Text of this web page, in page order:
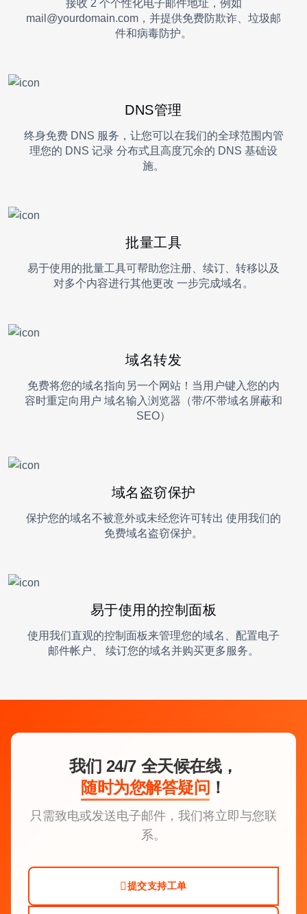
接收 2 个个性化电子邮件地址，例如
mail@yourdomain.com，并提供免费防欺诈、垃圾邮
件和病毒防护。
DNS管理
终身免费 DNS 服务，让您可以在我们的全球范围内管
理您的 DNS 记录 分布式且高度冗余的 DNS 基础设
施。
批量工具
易于使用的批量工具可帮助您注册、续订、转移以及
对多个内容进行其他更改 一步完成域名。
域名转发
免费将您的域名指向另一个网站！当用户键入您的内
容时重定向用户 域名输入浏览器（带/不带域名屏蔽和
SEO）
域名盗窃保护
保护您的域名不被意外或未经您许可转出 使用我们的
免费域名盗窃保护。
易于使用的控制面板
使用我们直观的控制面板来管理您的域名、配置电子
邮件帐户、 续订您的域名并购买更多服务。
我们 24/7 全天候在线，
随时为您解答疑问 ！
只需致电或发送电子邮件，我们将立即与您联
系。
提交支持工单